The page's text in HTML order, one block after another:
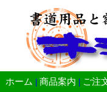
ホーム | 商品案内 | ご注